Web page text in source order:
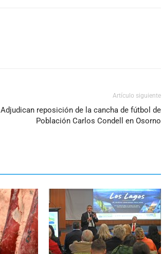
Artículo siguiente
Adjudican reposición de la cancha de fútbol de
Población Carlos Condell en Osorno